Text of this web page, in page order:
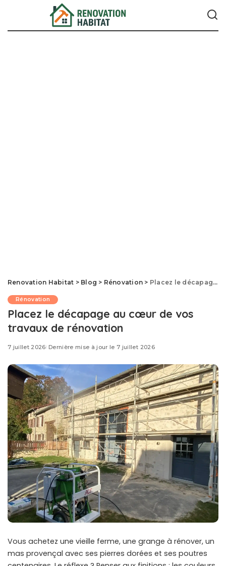
Renovation Habitat > Blog > Rénovation > Placez le décapage au cœur de vos travaux de rénovation
Rénovation
Placez le décapage au cœur de vos
travaux de rénovation
7 juillet 2026 Dernière mise à jour le 7 juillet 2026
Vous achetez une vieille ferme, une grange à rénover, un
mas provençal avec ses pierres dorées et ses poutres